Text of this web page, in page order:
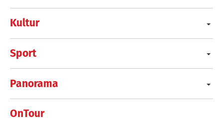
Kultur
Sport
Panorama
OnTour